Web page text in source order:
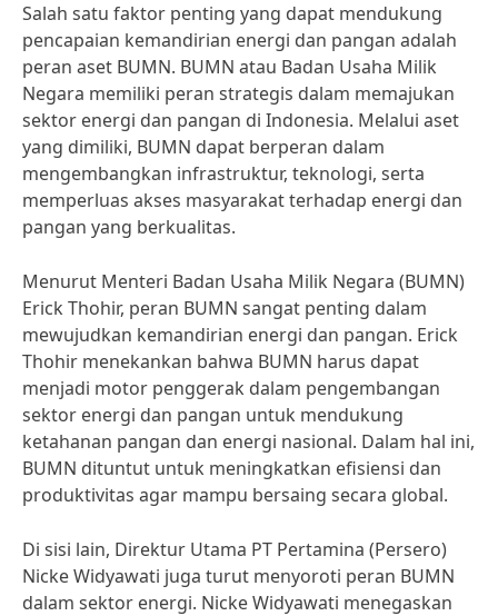
Salah satu faktor penting yang dapat mendukung
pencapaian kemandirian energi dan pangan adalah
peran aset BUMN. BUMN atau Badan Usaha Milik
Negara memiliki peran strategis dalam memajukan
sektor energi dan pangan di Indonesia. Melalui aset
yang dimiliki, BUMN dapat berperan dalam
mengembangkan infrastruktur, teknologi, serta
memperluas akses masyarakat terhadap energi dan
pangan yang berkualitas.
Menurut Menteri Badan Usaha Milik Negara (BUMN)
Erick Thohir, peran BUMN sangat penting dalam
mewujudkan kemandirian energi dan pangan. Erick
Thohir menekankan bahwa BUMN harus dapat
menjadi motor penggerak dalam pengembangan
sektor energi dan pangan untuk mendukung
ketahanan pangan dan energi nasional. Dalam hal ini,
BUMN dituntut untuk meningkatkan efisiensi dan
produktivitas agar mampu bersaing secara global.
Di sisi lain, Direktur Utama PT Pertamina (Persero)
Nicke Widyawati juga turut menyoroti peran BUMN
dalam sektor energi. Nicke Widyawati menegaskan